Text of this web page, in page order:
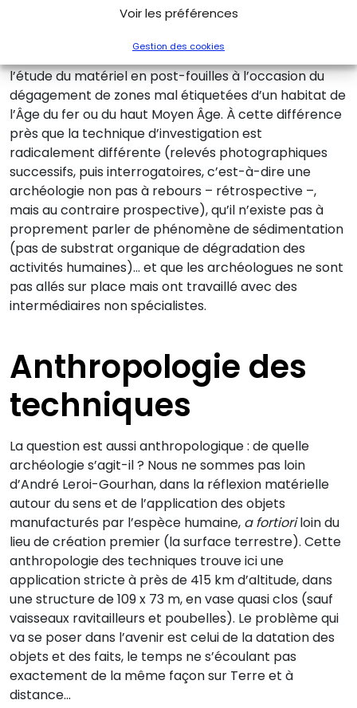
Voir les préférences
Gestion des cookies
non spécialistes
Voilà des conclusions que l’on pourrait trouver après
l’étude du matériel en post-fouilles à l’occasion du
dégagement de zones mal étiquetées d’un habitat de
l’Âge du fer ou du haut Moyen Âge. À cette différence
près que la technique d’investigation est
radicalement différente (relevés photographiques
successifs, puis interrogatoires, c’est-à-dire une
archéologie non pas à rebours – rétrospective –,
mais au contraire prospective), qu’il n’existe pas à
proprement parler de phénomène de sédimentation
(pas de substrat organique de dégradation des
activités humaines)… et que les archéologues ne sont
pas allés sur place mais ont travaillé avec des
intermédiaires non spécialistes.
Anthropologie des
techniques
La question est aussi anthropologique : de quelle
archéologie s’agit-il ? Nous ne sommes pas loin
d’André Leroi-Gourhan, dans la réflexion matérielle
autour du sens et de l’application des objets
manufacturés par l’espèce humaine, a fortioriloin du
lieu de création premier (la surface terrestre). Cette
anthropologie des techniques trouve ici une
application stricte à près de 415 km d’altitude, dans
une structure de 109 x 73 m, en vase quasi clos (sauf
vaisseaux ravitailleurs et poubelles). Le problème qui
va se poser dans l’avenir est celui de la datation des
objets et des faits, le temps ne s’écoulant pas
exactement de la même façon sur Terre et à
distance…